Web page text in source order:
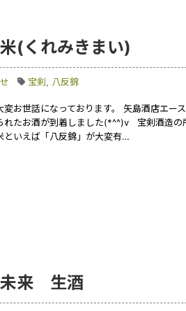
(くれみきまい)
宝剣, 八反錦
変お世話になっております。 矢島酒店エー
れたお酒が到着しました(*^^)v 宝剣酒造の
といえば「八反錦」が大変有…
来 生酒